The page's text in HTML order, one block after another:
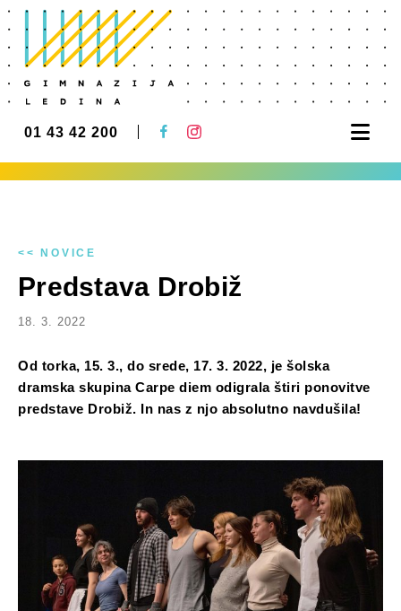
01 43 42 200
<< NOVICE
Predstava Drobiž
18. 3. 2022
Od torka, 15. 3., do srede, 17. 3. 2022, je šolska
dramska skupina Carpe diem odigrala štiri ponovitve
predstave Drobiž. In nas z njo absolutno navdušila!